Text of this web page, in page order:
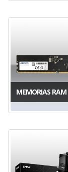
MEMORIAS RAM